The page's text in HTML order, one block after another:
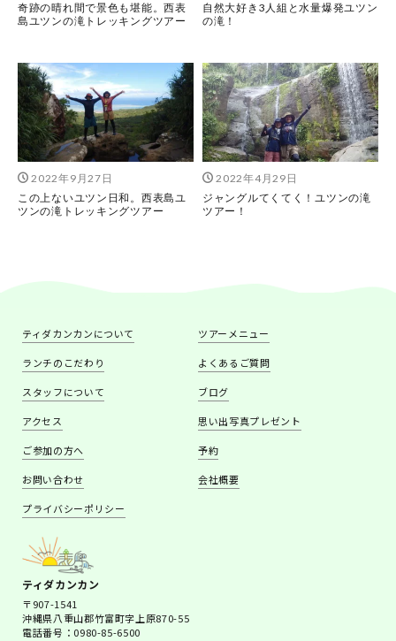
奇跡の晴れ間で景色も堪能。西表
島ユツンの滝トレッキングツアー
自然大好き3人組と水量爆発ユツン
の滝！
2022年9月27日
この上ないユツン日和。西表島ユ
ツンの滝トレッキングツアー
2022年4月29日
ジャングルてくてく！ユツンの滝
ツアー！
ティダカンカンについて ツアーメニュー
ランチのこだわり よくあるご質問
スタッフについて ブログ
アクセス 思い出写真プレゼント
ご参加の方へ 予約
お問い合わせ 会社概要
プライバシーポリシー
ティダカンカン
〒907-1541
沖縄県八重山郡竹富町字上原870-55
電話番号：0980-85-6500